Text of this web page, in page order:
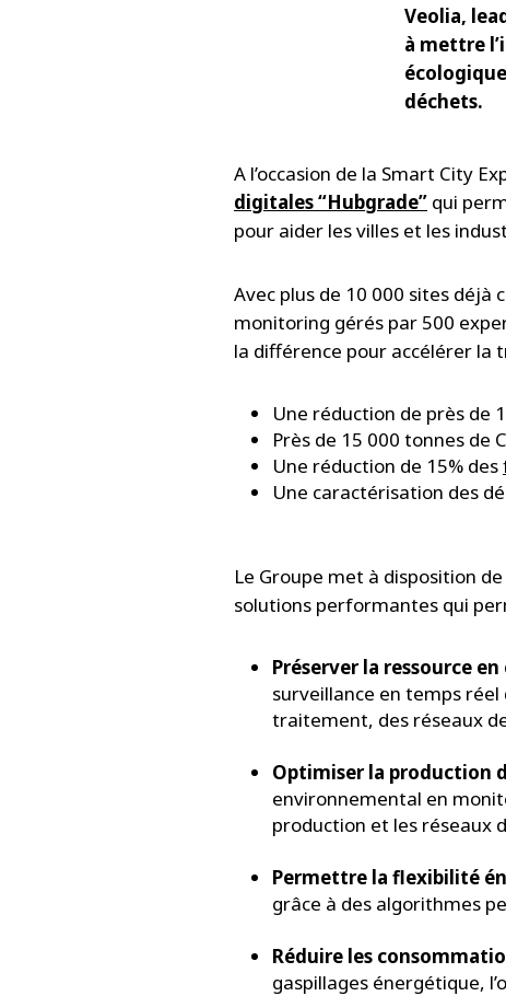
Veolia,
à mettre
déchets.
A l’occasion de la Smart City
digitales “Hubgrade” qui
pour aider les villes et les
Avec plus de 10 000 sites déjà
monitoring gérés par 500
la différence pour accélérer la
Une réduction de près de
Près de 15 000 tonnes de
Une réduction de 15% des
Une caractérisation des
Le Groupe met à disposition
solutions performantes qui
Préserver la ressource en
surveillance en temps
traitement, des réseaux
Optimiser la production
environnemental en
production et les réseaux
Permettre la flexibilité
grâce à des algorithmes
Réduire les
gaspillages énergétique,